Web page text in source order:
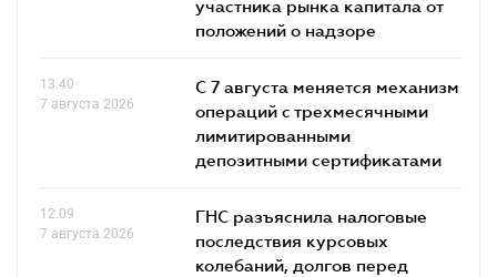
участника рынка капитала от
положений о надзоре
13.40
7 августа 2026
С 7 августа меняется механизм
операций с трехмесячными
лимитированными
депозитными сертификатами
12.09
7 августа 2026
ГНС разъяснила налоговые
последствия курсовых
колебаний, долгов перед